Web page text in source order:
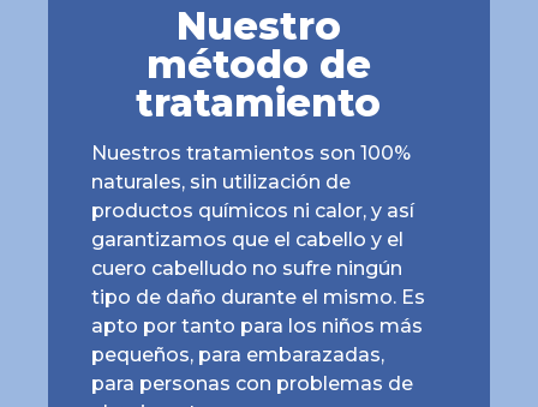
Nuestro
método de
tratamiento
Nuestros tratamientos son 100%
naturales, sin utilización de
productos químicos ni calor, y así
garantizamos que el cabello y el
cuero cabelludo no sufre ningún
tipo de daño durante el mismo. Es
apto por tanto para los niños más
pequeños, para embarazadas,
para personas con problemas de